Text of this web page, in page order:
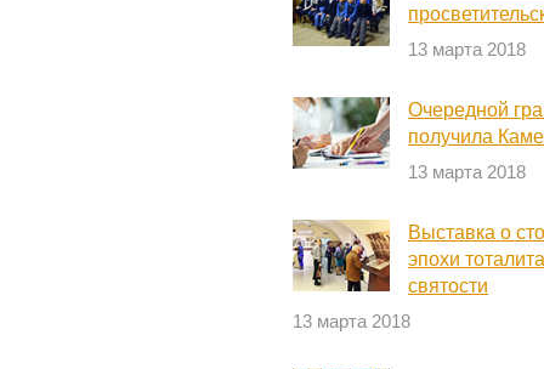
13 марта 2018
Очередной
получила
13 марта 2018
Выставка о
эпохи
святости
13 марта 2018